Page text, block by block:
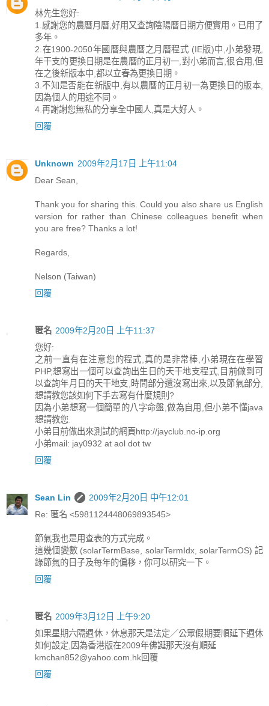
林先生您好:
1.感謝您的農曆月曆,好用又查詢陰陽曆日期方便實用。已用了
多年。
2.在1900-2050年國曆與農曆之月曆程式 (IE版)中,小弟發現,
年干支的更換日期是在農曆的正月初一,對小弟而言,很合用,但
在之後新版本中,都以立春為更換日期。
3.不知是否能在新版中,有以農曆的正月初一為更換日的版本,
因為個人的用途不同。
4.再謝謝您無私的分享全中國人,真是大好人。
回覆
Unknown 2009年2月17日 上午11:04
Dear Sean,
Thank you for sharing this. Could you also share us English
version for rather than Chinese colleagues benefit when
you are free? Thanks a lot!
Regards,
Nelson (Taiwan)
回覆
匿名 2009年2月20日 上午11:37
您好:
之前一直有在注意您的程式,真的是非常棒,小弟現在在學習
PHP,想寫出一個可以查詢出生日的天干地支程式,目前做到可
以查詢年月日的天干地支,時間部分還沒寫出來,以及節氣部分,
想請教您該如何下手去寫有什麼規則?
因為小弟想寫一個簡單的八字命盤,做為自用,但小弟不懂java
想請教您.
小弟目前做出來測試的網頁http://jayclub.no-ip.org
小弟mail: jay0932 at aol dot tw
回覆
Sean Lin
2009年2月20日 中午12:01
Re: 匿名 <5981124448069893545>
節氣我也是用查表的方式完成。
這幾個變數 (solarTermBase, solarTermIdx, solarTermOS) 記
錄節氣的日子及每年的偏移，你可以研究一下。
回覆
匿名 2009年3月12日 上午9:20
如果星期六隔週休，休息那天是法定／公眾假期要順延下週休
如何設定,因為香港版在2009年佛誕那天沒有順延
kmchan852@yahoo.com.hk回覆
回覆